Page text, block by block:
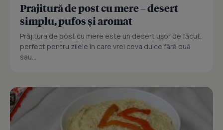
Prajitură de post cu mere – desert
simplu, pufos și aromat
Prăjitura de post cu mere este un desert ușor de făcut,
perfect pentru zilele în care vrei ceva dulce fără ouă
sau...